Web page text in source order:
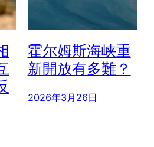
霍尔姆斯海峡重
新開放有多難？
2026年3月26日